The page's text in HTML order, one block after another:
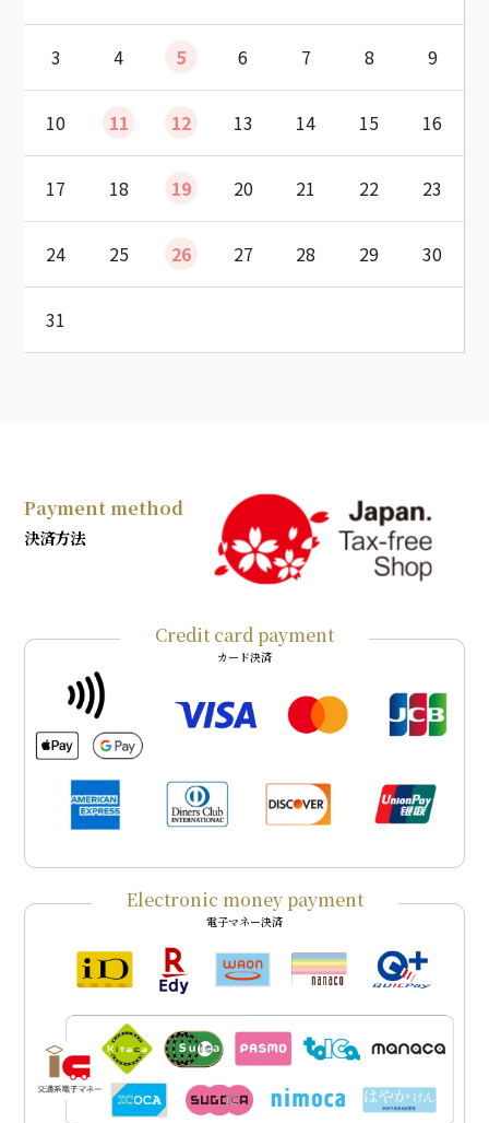
3 4 5 6 7 8 9
10 11 12 13 14 15 16
17 18 19 20 21 22 23
24 25 26 27 28 29 30
31
Payment method
決済方法
Credit card payment
カード決済
Electronic money payment
電子マネー決済